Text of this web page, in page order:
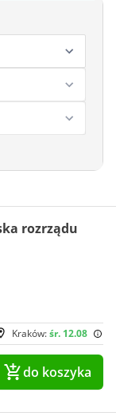
rozrządu
Kraków:śr. 12.08
do koszyka